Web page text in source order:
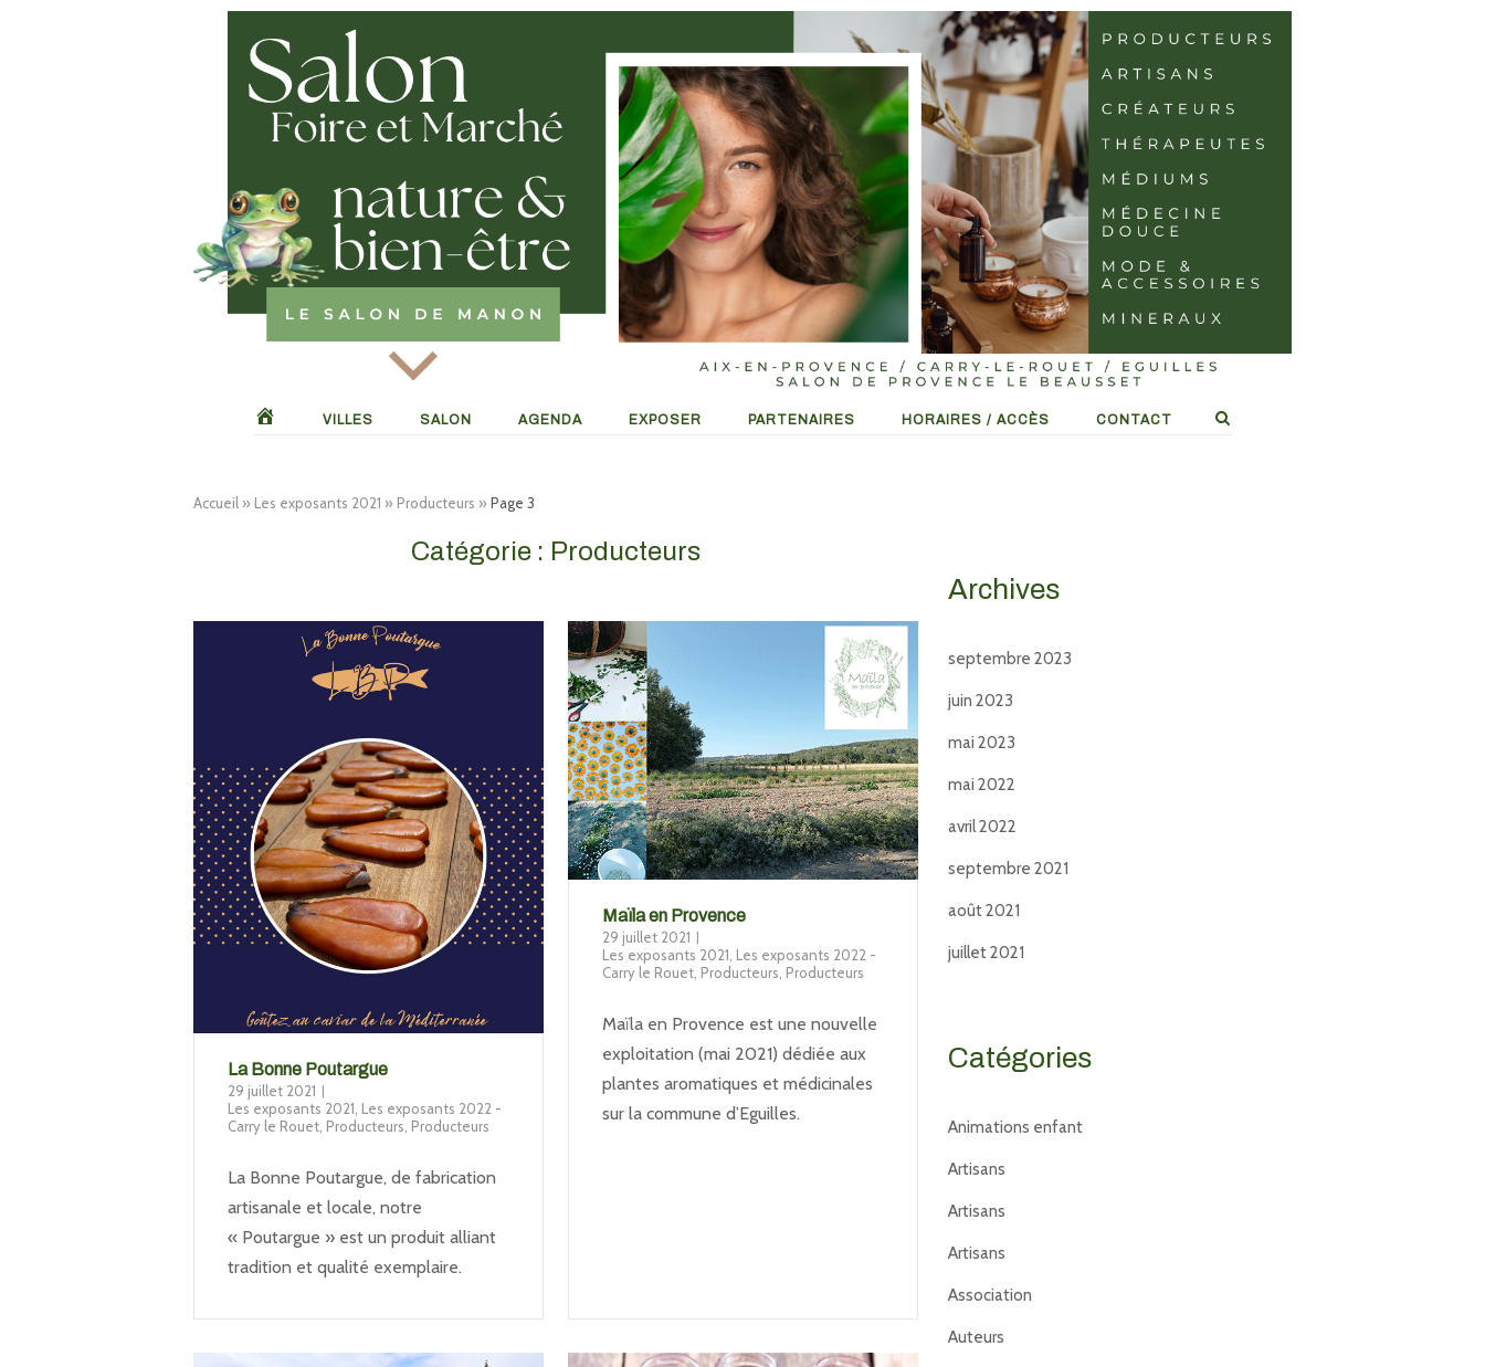
VILLES SALON AGENDA EXPOSER PARTENAIRES HORAIRES / ACCÈS CONTACT
Accueil » Les exposants 2021 » Producteurs » Page 3
Catégorie : Producteurs
La Bonne Poutargue
29 juillet 2021
Les exposants 2021, Les exposants 2022 -
Carry le Rouet, Producteurs, Producteurs
La Bonne Poutargue, de fabrication
artisanale et locale, notre
« Poutargue » est un produit alliant
tradition et qualité exemplaire.
Maïla en Provence
29 juillet 2021
Les exposants 2021 Les exposants 2022 -
Carry le Rouet Producteurs Producteurs
Maïla en Provence est une nouvelle
exploitation (mai 2021) dédiée aux
plantes aromatiques et médicinales
sur la commune d’Eguilles.
Archives
septembre 2023
juin 2023
mai 2023
mai 2022
avril 2022
septembre 2021
août 2021
juillet 2021
Catégories
Animations enfant
Artisans
Artisans
Artisans
Association
Auteurs